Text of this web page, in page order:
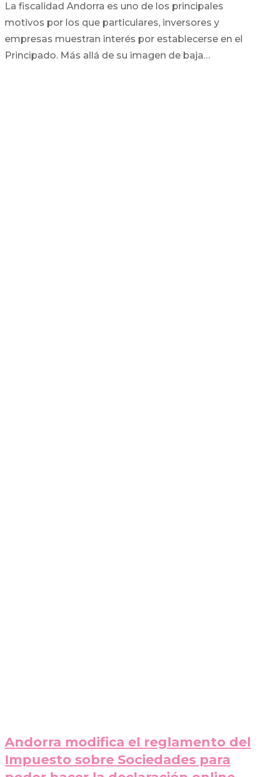
La fiscalidad Andorra es uno de los principales
motivos por los que particulares, inversores y
empresas muestran interés por establecerse en el
Principado. Más allá de su imagen de baja…
Andorra modifica el reglamento del
Impuesto sobre Sociedades para